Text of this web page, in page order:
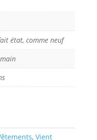
état, comme neuf
, Vient